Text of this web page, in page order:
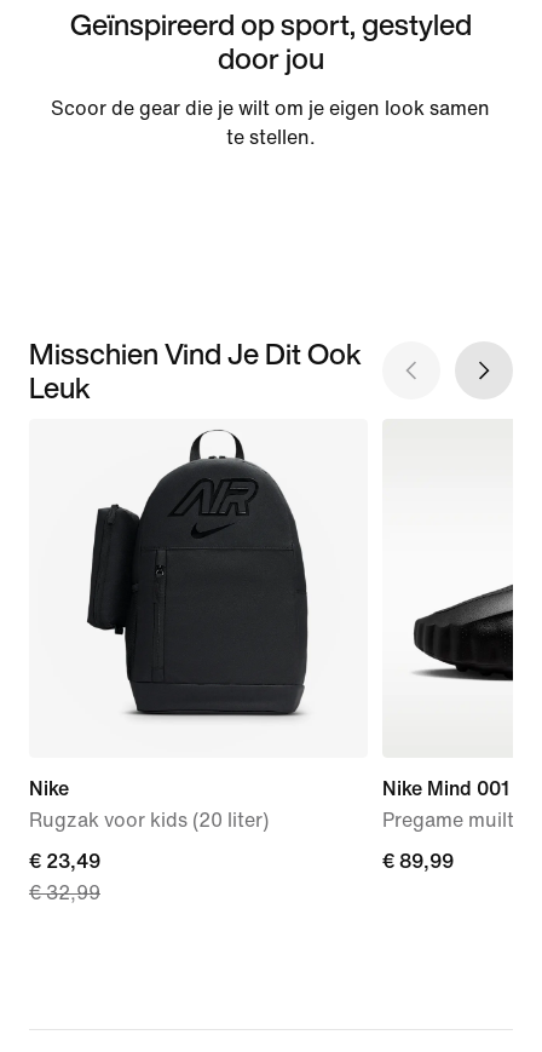
Geïnspireerd op sport, gestyled
door jou
Scoor de gear die je wilt om je eigen look samen
te stellen.
Misschien Vind Je Dit Ook
Leuk
Nike
Rugzak voor kids (20 liter)
current
price
€ 32,99
€ 23,49
€ 32,99
Nike Mind 001
Pregame
€ 89,99
€ 89,99